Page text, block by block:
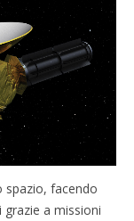
spazio, facendo
a missioni